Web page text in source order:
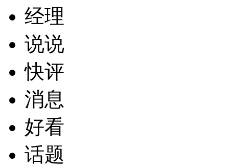
经理
说说
快评
消息
好看
话题